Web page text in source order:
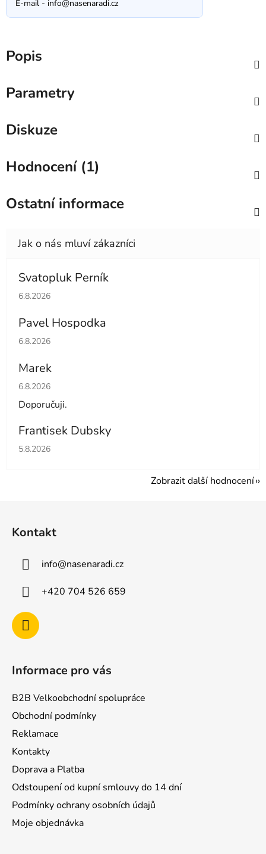
E-mail - info@nasenaradi.cz
Popis
Parametry
Diskuze
Hodnocení (1)
Ostatní informace
Svatopluk Perník
Hodnocení obchodu je 5 z 5 hvězdiček.
6.8.2026
Pavel Hospodka
Hodnocení obchodu je 5 z 5 hvězdiček.
6.8.2026
Marek
Hodnocení obchodu je 4 z 5 hvězdiček.
6.8.2026
Doporučuji.
Frantisek Dubsky
Hodnocení obchodu je 5 z 5 hvězdiček.
5.8.2026
Zobrazit další hodnocení
Kontakt
info@nasenaradi.cz
+420 704 526 659
Informace pro vás
B2B Velkoobchodní spolupráce
Obchodní podmínky
Reklamace
Kontakty
Doprava a Platba
Odstoupení od kupní smlouvy do 14 dní
Podmínky ochrany osobních údajů
Moje objednávka